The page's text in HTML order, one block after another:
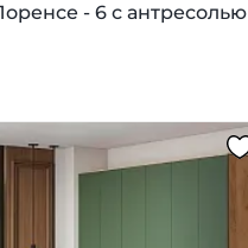
- 6 с антресолью